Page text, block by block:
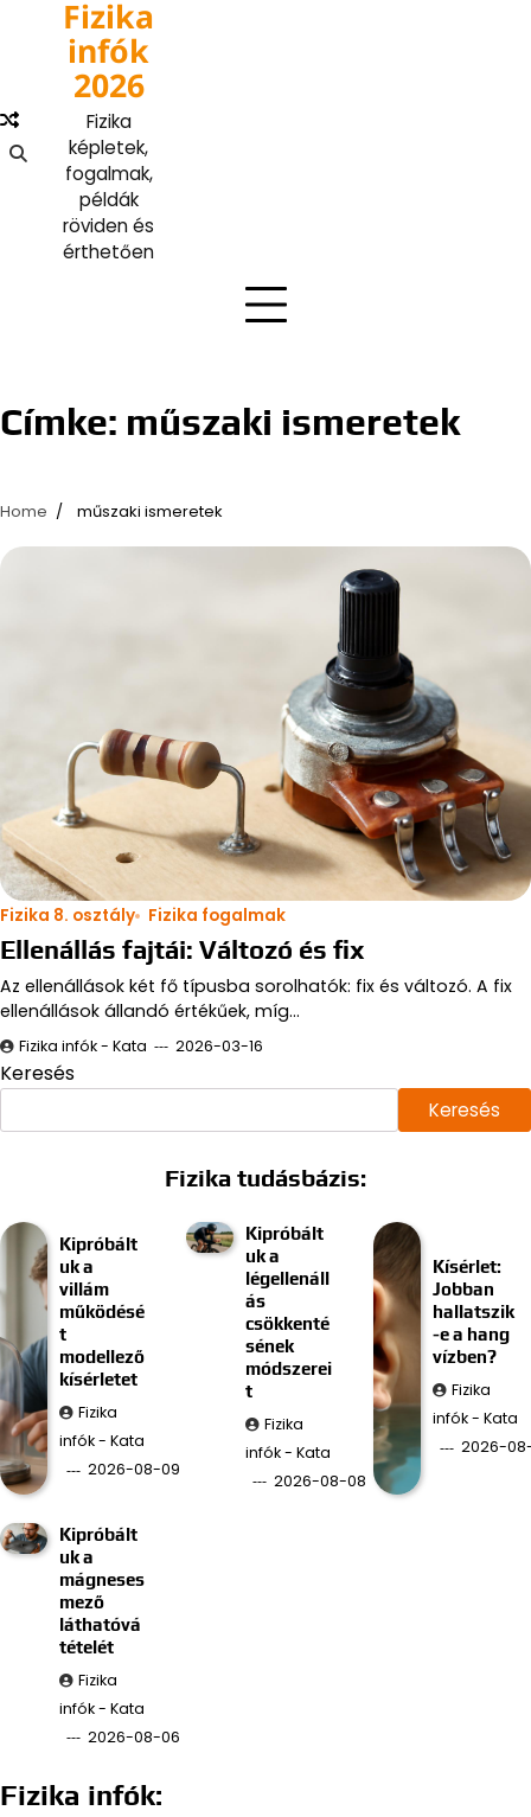
content
Fizika
infók
2026
Fizika
képletek,
fogalmak,
példák
röviden és
érthetően
Címke: műszaki ismeretek
Home műszaki ismeretek
Fizika 8. osztály Fizika fogalmak
Ellenállás fajtái: Változó és fix
Az ellenállások két fő típusba sorolhatók: fix és változó. A fix
ellenállások állandó értékűek, míg…
Fizika infók - Kata 2026-03-16
Keresés
Keresés
Fizika tudásbázis:
Kipróbált
uk a
villám
működésé
t
modellező
kísérletet
Fizika
infók - Kata
2026-08-09
Kipróbált
uk a
légellenáll
ás
csökkenté
sének
módszerei
t
Fizika
infók - Kata
2026-08-08
Kísérlet:
Jobban
hallatszik
-e a hang
vízben?
Fizika
infók - Kata
2026-
Kipróbált
uk a
mágneses
mező
láthatóvá
tételét
Fizika
infók - Kata
2026-08-06
Fizika infók: